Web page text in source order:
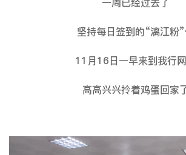
坚持每日签到的“漓江粉
11月16日一早来到我行
高高兴兴拎着鸡蛋回家